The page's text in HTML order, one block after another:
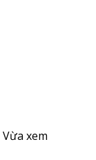
Vừa xem